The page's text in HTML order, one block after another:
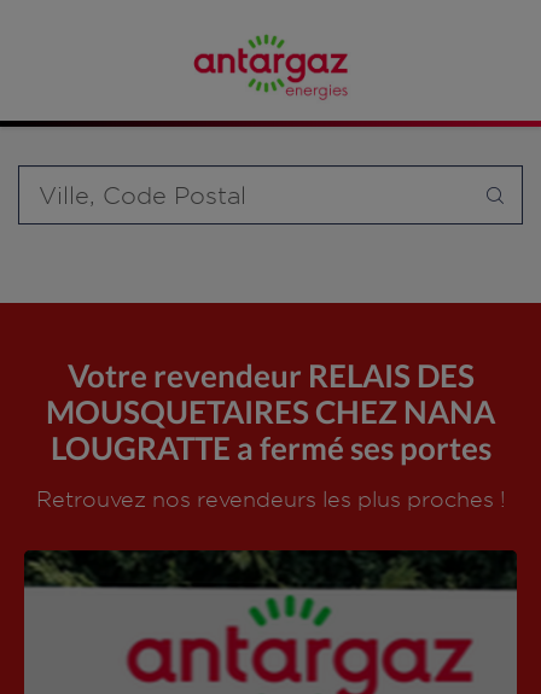
bouteille souhaité et le type de point de vente (revendeur /
distributeur automatique de bouteilles de gaz ou station GPL
carburant)
Votre revendeur RELAIS DES
MOUSQUETAIRES CHEZ NANA
LOUGRATTE a fermé ses portes
Retrouvez nos revendeurs les plus proches !